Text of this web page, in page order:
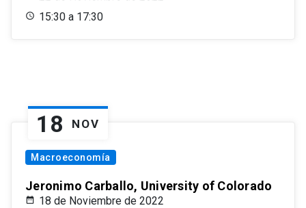
15:30 a 17:30
18 NOV
Macroeconomía
Jeronimo Carballo, University of Colorado
18 de Noviembre de 2022